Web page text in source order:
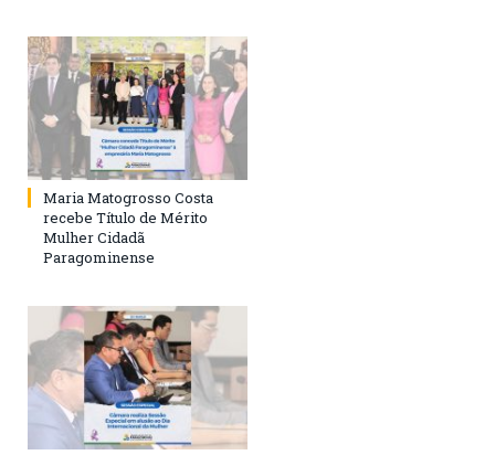
Maria Matogrosso Costa
recebe Título de Mérito
Mulher Cidadã
Paragominense